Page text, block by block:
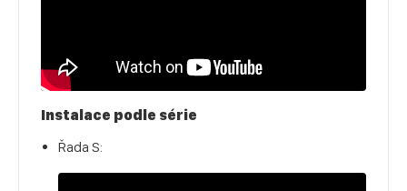
Instalace podle série
Řada S: